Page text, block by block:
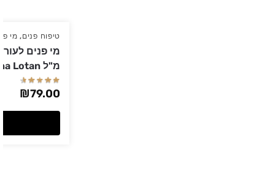
טיפוח פנים, מי
מ"ל Anna Lotan אנה לוטן
₪79.00